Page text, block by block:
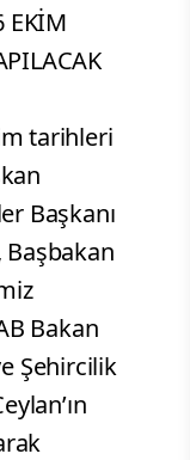
EKİM
tarihleri
Başkanı
Başbakan
Bakan
Şehircilik